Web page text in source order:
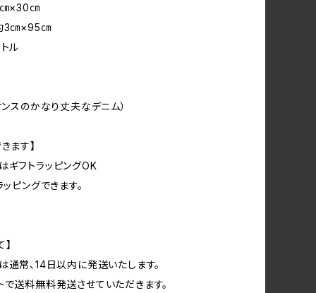
×30㎝
3㎝×95㎝
ル
ンスのかなり丈夫なデニム）
ます】
ギフトラッピングOK
ピングできます。
通常、14日以内に発送いたします。
で送料無料発送させていただきます。